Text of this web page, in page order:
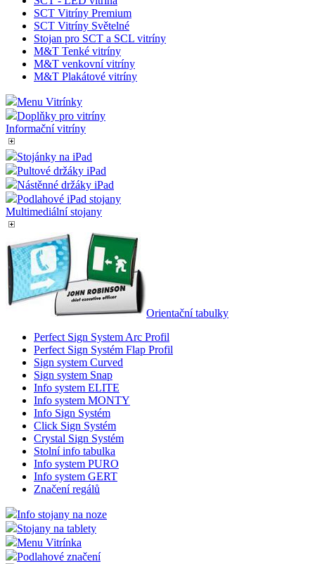
SCT Vitríny Premium
SCT Vitríny Světelné
Stojan pro SCT a SCL vitríny
M&T Tenké vitríny
M&T venkovní vitríny
M&T Plakátové vitríny
Menu Vitrínky
Doplňky pro vitríny
Informační vitríny
Stojánky na iPad
Pultové držáky iPad
Nástěnné držáky iPad
Podlahové iPad stojany
Multimediální stojany
Orientační tabulky
Perfect Sign System Arc Profil
Perfect Sign Systém Flap Profil
Sign system Curved
Sign system Snap
Info system ELITE
Info system MONTY
Info Sign Systém
Click Sign Systém
Crystal Sign Systém
Stolní info tabulka
Info system PURO
Info system GERT
Značení regálů
Info stojany na noze
Stojany na tablety
Menu Vitrínka
Podlahové značení